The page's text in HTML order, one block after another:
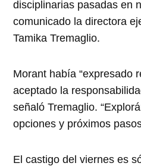
disciplinarias pasadas en
comunicado la directora
Tamika Tremaglio.
Morant había “expresado
aceptado la
señaló Tremaglio.
opciones y próximos
El castigo del viernes es